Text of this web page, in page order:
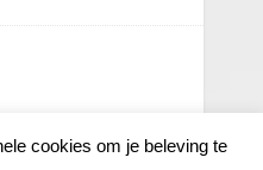
cookies om je beleving te